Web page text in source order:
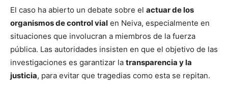
El caso ha abierto un debate sobre el actuar de los
organismos de control vial en Neiva, especialmente en
situaciones que involucran a miembros de la fuerza
pública. Las autoridades insisten en que el objetivo de las
investigaciones es garantizar la transparencia y la
justicia, para evitar que tragedias como esta se repitan.